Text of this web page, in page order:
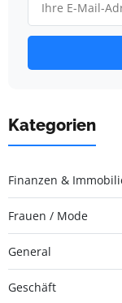
Kategorien
Finanzen &
Frauen / Mode
General
Geschäft